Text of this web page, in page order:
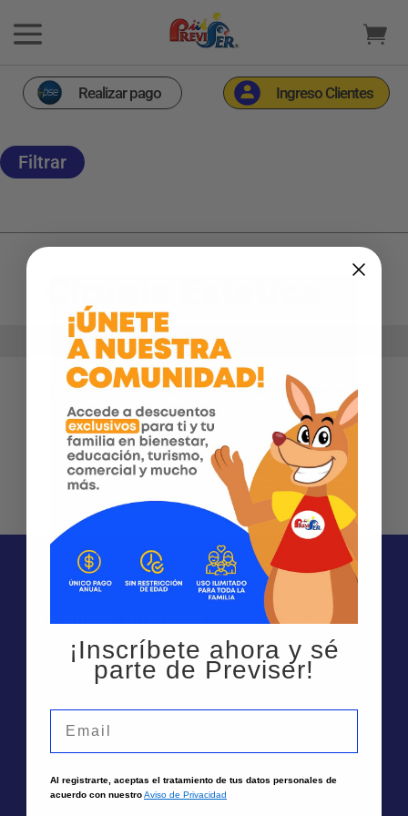
Realizar pago Ingreso Clientes
Filtrar
Inicio> Aliado Previser>Cirugia Estetica
Lo lamentamos, no hay Aliados con la descripción que buscas
Te puede interesar
Sedes
Solicita un asesor
Atención por Whatsapp
Nosotros
Quiénes Somos
Trabaja aquí
¡Inscríbete ahora y sé
parte de Previser!
Al registrarte, aceptas el tratamiento de tus datos personales de
acuerdo con nuestroAviso de Privacidad